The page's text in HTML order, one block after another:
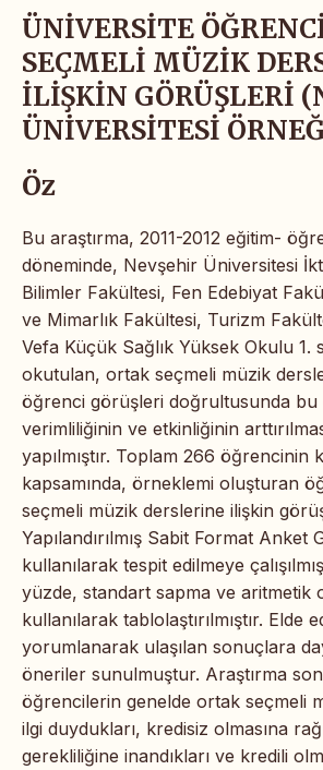
ÜNİVERSİTE
SEÇMELİ MÜZİK
İLİŞKİN GÖRÜŞLERİ
ÜNİVERSİTESİ
Öz
Bu araştırma, 2011-2012 eğitim-
döneminde, Nevşehir Üniversitesi
Bilimler Fakültesi, Fen Edebiyat
ve Mimarlık Fakültesi, Turizm
Vefa Küçük Sağlık Yüksek Okulu 1.
okutulan, ortak seçmeli müzik
öğrenci görüşleri doğrultusunda bu
verimliliğinin ve etkinliğinin
yapılmıştır. Toplam 266 öğrencinin
kapsamında, örneklemi oluşturan
seçmeli müzik derslerine ilişkin
Yapılandırılmış Sabit Format Anket
kullanılarak tespit edilmeye
yüzde, standart sapma ve aritmetik
kullanılarak tablolaştırılmıştır. Elde
yorumlanarak ulaşılan sonuçlara
öneriler sunulmuştur. Araştırma
öğrencilerin genelde ortak seçmeli
ilgi duydukları, kredisiz olmasına
gerekliliğine inandıkları ve kredili